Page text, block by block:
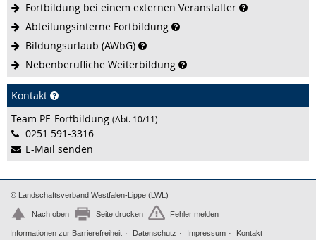
Fortbildung bei einem externen Veranstalter
Abteilungsinterne Fortbildung
Bildungsurlaub (AWbG)
Nebenberufliche Weiterbildung
Kontakt
Team PE-Fortbildung (Abt. 10/11)
0251 591-3316
E-Mail senden
© Landschaftsverband Westfalen-Lippe (LWL)
Nach oben Seite drucken Fehler melden
Informationen zur Barrierefreiheit Datenschutz Impressum Kontakt